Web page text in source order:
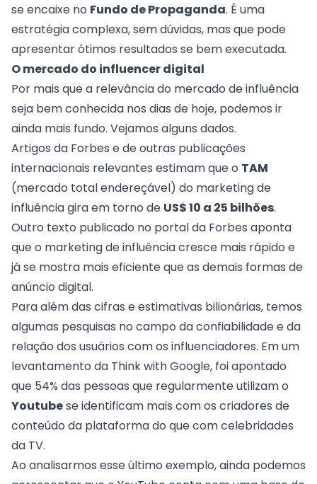
se encaixe no Fundo de Propaganda. É uma
estratégia complexa, sem dúvidas, mas que pode
apresentar ótimos resultados se bem executada.
O mercado do influencer digital
Por mais que a relevância do mercado de influência
seja bem conhecida nos dias de hoje, podemos ir
ainda mais fundo. Vejamos alguns dados.
Artigos da Forbes e de outras publicações
internacionais relevantes estimam que o TAM
(mercado total endereçável) do marketing de
influênciagira em torno de US$ 10 a 25 bilhões.
Outro texto publicado no portal da Forbes aponta
que o marketing de influência cresce mais rápido e
já se mostra mais eficiente que as demais formas de
anúncio digital.
Para além das cifras e estimativas bilionárias, temos
algumas pesquisas no campo da confiabilidade e da
relação dos usuários com os influenciadores. Em um
levantamento da Think with Google, foi apontado
que 54% das pessoas que regularmente utilizam o
Youtubese identificam mais com os criadores de
conteúdo da plataforma do que com celebridades
da TV.
Ao analisarmos esse último exemplo, ainda podemos